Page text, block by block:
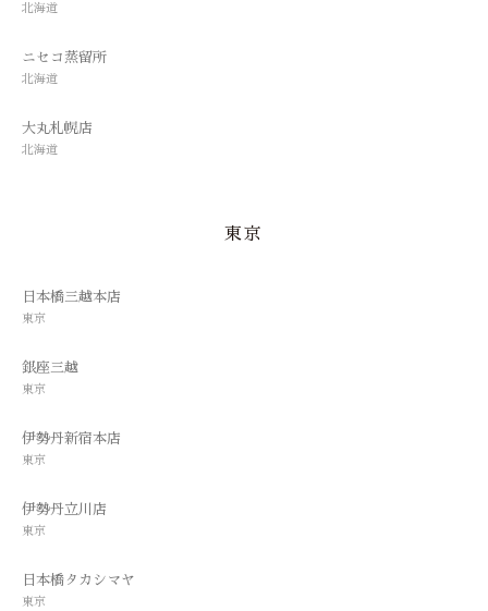
北海道
ニセコ蒸留所
北海道
大丸札幌店
北海道
東京
日本橋三越本店
東京
銀座三越
東京
伊勢丹新宿本店
東京
伊勢丹立川店
東京
日本橋タカシマヤ
東京